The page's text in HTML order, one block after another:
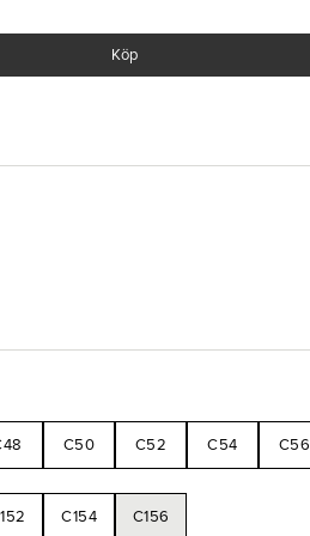
samt hög komfort.
- Twill
Köp
C50 C52 C54 C56
C154 C156